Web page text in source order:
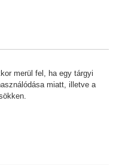
merül fel, ha egy tárgyi
miatt, illetve a